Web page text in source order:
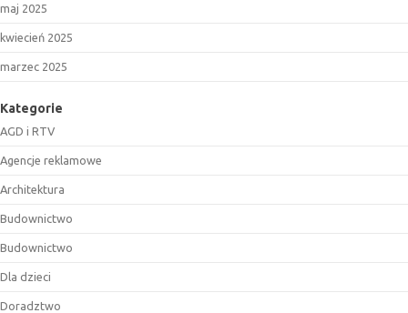
maj 2025
kwiecień 2025
marzec 2025
Kategorie
AGD i RTV
Agencje reklamowe
Architektura
Budownictwo
Budownictwo
Dla dzieci
Doradztwo